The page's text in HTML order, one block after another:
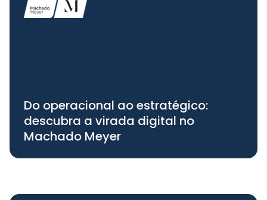
Do operacional ao estratégico:
descubra a virada digital no
Machado Meyer